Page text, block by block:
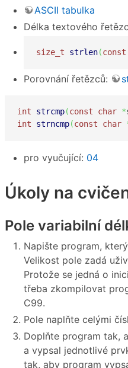
ASCII tabulka
Délka textového
size_t strlen(const
Porovnání řetězců:
int strcmp(const char *
int
strncmp(const char
pro vyučující: 04
Úkoly na
Pole variabilní
Napište program,
Velikost pole zadá
Protože se jedná o
třeba zkompilovat
C99.
Pole naplňte celými
Doplňte program tak,
a vypsal jednotlivé
tak, aby program